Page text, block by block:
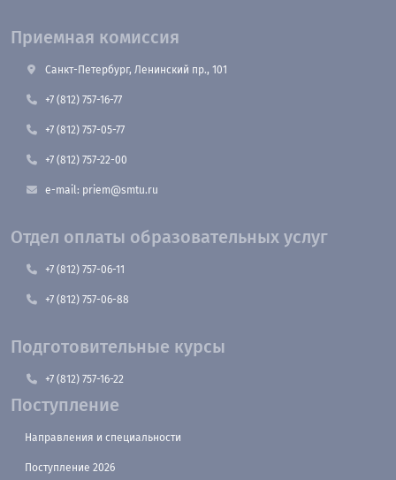
Приемная комиссия
Санкт-Петербург, Ленинский пр., 101
+7 (812) 757-16-77
+7 (812) 757-05-77
+7 (812) 757-22-00
e-mail: priem@smtu.ru
Отдел оплаты образовательных услуг
+7 (812) 757-06-11
+7 (812) 757-06-88
Подготовительные курсы
+7 (812) 757-16-22
Поступление
Направления и специальности
Поступление 2026